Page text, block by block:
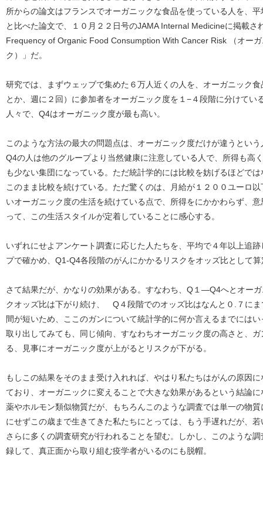
所からの論文はフランスでオーガニックな食品を使っている人を、
と比べた論文で、１０月２２日号のJAMA Internal Medicineに掲載さ
Frequency of Organic Food Consumption With Cancer Risk （オー
ク）」だ。
研究では、まずウェッブで集めた６万人近くの人を、オーガニック
とか、週に２回）に参加者をオーガニック度を１−４段階に分けてい
人々で、Q4はオーガニック度が最も高い。
このような方法の最大の問題点は、オーガニック度だけが違うとい
Q4の人は他のグループより当然健康に注意している人で、所得も高
も少ない集団になっている。ただ統計学的には比較を妨げるほどで
このまま比較を続けている。ただ驚くのは、月給が１２００ユーロ
いオーガニック度の生活を続けている点で、所得をにかかわらず、
って、この生活スタイルが定着していることに感心する。
いずれにせよアンケート調査に応じた人たちを、平均で４年以上追
プで確かめ、Q1-Q4各段階のがんにかかるリスクをオッズ比として
さて結果だが、かなりの効果がある。すなわち、Q１―Q4へとオー
クオッズ比は下がり続け、 Q４段階でのオッズ比はなんと０.７に
間が短いため、ここのガンについて統計学的に何か言えるまでには
取り出してみても、同じ傾向、すなわちオーガニック度の高さと、
る、見事にオーガニック度が上がるとリスクが下がる。
もしこの結果をそのまま受け入れれば、やはり私たちはがんの原因
ており、オーガニックに変えることで大きな効果があるという結論
薬やホルモン類似物質だが、もちろんこのような調査では単一の物
にせずこの歳まで生きてきた私たちにとっては、もう手遅れだが、
さらに多くの調査研究が行われることを望む。しかし、このような
録して、真正面から取り組む疫学者がいるのにも脱帽。